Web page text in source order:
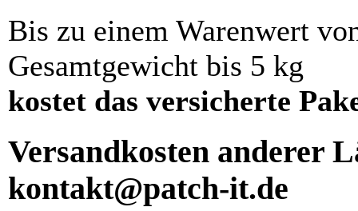
Bis zu einem Warenwert
Gesamtgewicht bis 5 kg
kostet das versicherte
Versandkosten anderer
kontakt@patch-it.de